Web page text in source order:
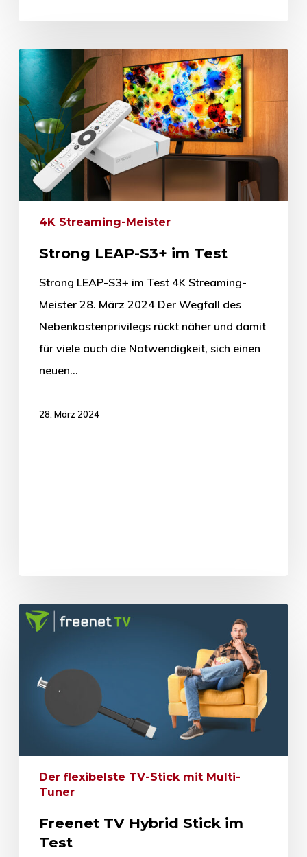
4K Streaming-Meister
Strong LEAP-S3+ im Test
Strong LEAP-S3+ im Test 4K Streaming-
Meister 28. März 2024 Der Wegfall des
Nebenkostenprivilegs rückt näher und damit
für viele auch die Notwendigkeit, sich einen
neuen…
28. März 2024
Der flexibelste TV-Stick mit Multi-
Tuner
Freenet TV Hybrid Stick im
Test